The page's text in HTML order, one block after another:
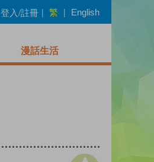
登入/註冊 | 繁 | English
漫話生活